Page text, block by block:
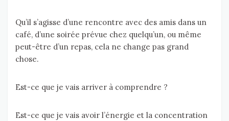
Qu’il s’agisse d’une rencontre avec des amis dans un
café, d’une soirée prévue chez quelqu’un, ou même
peut-être d’un repas, cela ne change pas grand
chose.
Est-ce que je vais arriver à comprendre ?
Est-ce que je vais avoir l’énergie et la concentration